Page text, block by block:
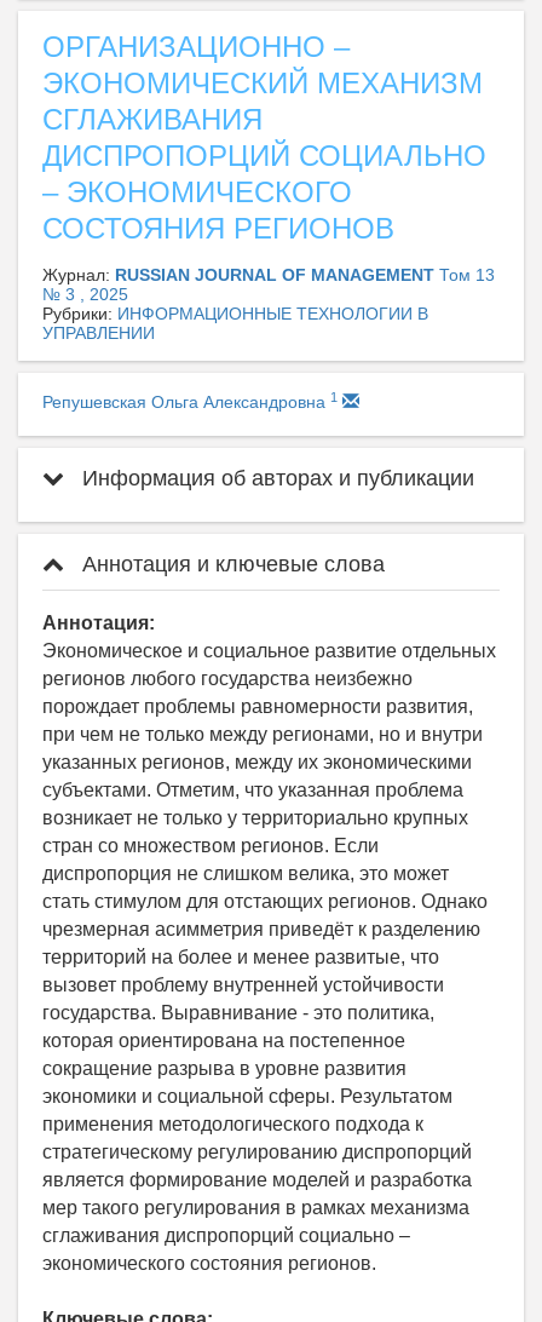
ОРГАНИЗАЦИОННО –
ЭКОНОМИЧЕСКИЙ МЕХАНИЗМ
СГЛАЖИВАНИЯ
ДИСПРОПОРЦИЙ СОЦИАЛЬНО
– ЭКОНОМИЧЕСКОГО
СОСТОЯНИЯ РЕГИОНОВ
Журнал: RUSSIAN JOURNAL OF MANAGEMENT Том 13
№ 3 , 2025
Рубрики: ИНФОРМАЦИОННЫЕ ТЕХНОЛОГИИ В
УПРАВЛЕНИИ
Репушевская Ольга Александровна 1
Информация об авторах и публикации
Аннотация и ключевые слова
Аннотация:
Экономическое и социальное развитие отдельных
регионов любого государства неизбежно
порождает проблемы равномерности развития,
при чем не только между регионами, но и внутри
указанных регионов, между их экономическими
субъектами. Отметим, что указанная проблема
возникает не только у территориально крупных
стран со множеством регионов. Если
диспропорция не слишком велика, это может
стать стимулом для отстающих регионов. Однако
чрезмерная асимметрия приведёт к разделению
территорий на более и менее развитые, что
вызовет проблему внутренней устойчивости
государства. Выравнивание - это политика,
которая ориентирована на постепенное
сокращение разрыва в уровне развития
экономики и социальной сферы. Результатом
применения методологического подхода к
стратегическому регулированию диспропорций
является формирование моделей и разработка
мер такого регулирования в рамках механизма
сглаживания диспропорций социально –
экономического состояния регионов.